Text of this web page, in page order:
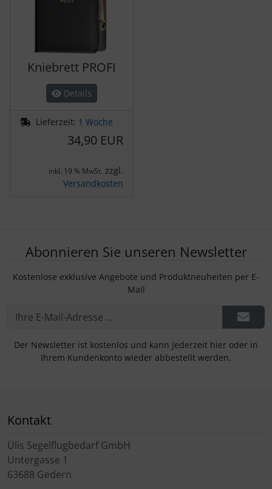
Kniebrett PROFI
Details
Lieferzeit: 1 Woche
34,90 EUR
inkl. 19 % MwSt. zzgl.
Versandkosten
Abonnieren Sie unseren Newsletter
Kostenlose exklusive Angebote und Produktneuheiten per E-
Mail
Der Newsletter ist kostenlos und kann jederzeit hier oder in
Ihrem Kundenkonto wieder abbestellt werden.
Kontakt
Ülis Segelflugbedarf GmbH
Untergasse 1
63688 Gedern